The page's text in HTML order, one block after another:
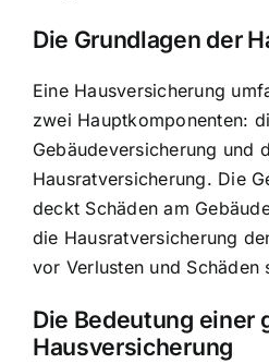
Die Grundlagen der
Eine Hausversicherung
zwei Hauptkomponenten:
Gebäudeversicherung und
Hausratversicherung. Die
deckt Schäden am
die Hausratversicherung
vor Verlusten und Schäden
Die Bedeutung einer
Hausversicherung